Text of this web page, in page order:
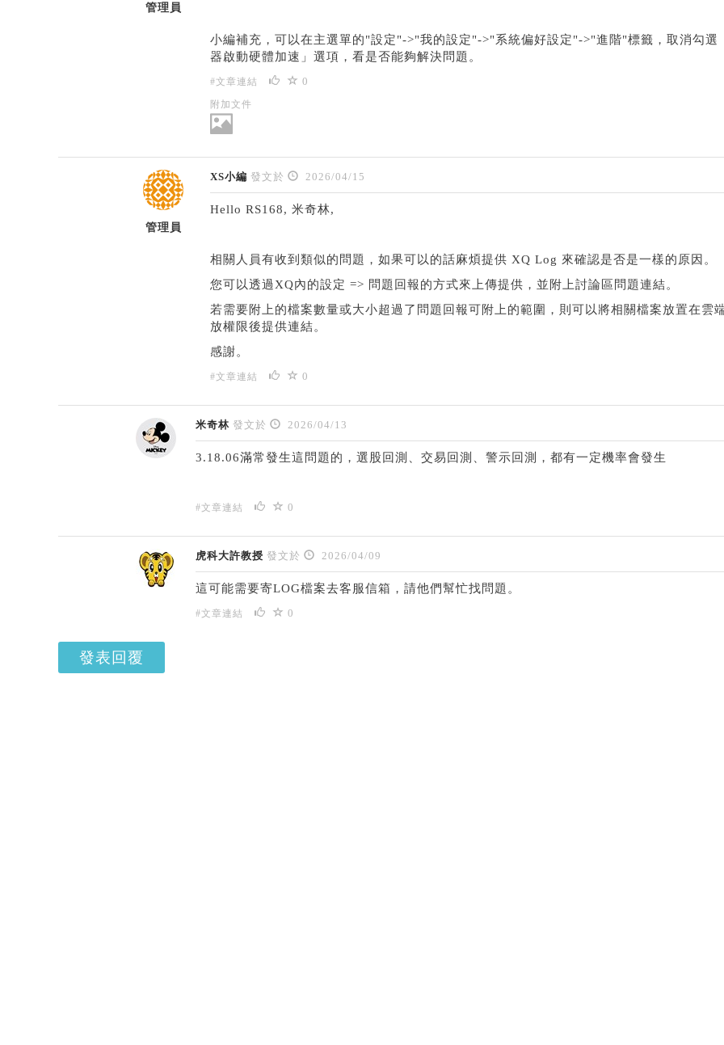
管理員
小編補充，可以在主選單的"設定"->"我的設定"->"系統偏好設定"->"進階"標籤，取消勾選
器啟動硬體加速」選項，看是否能夠解決問題。
#文章連結 0
附加文件
管理員
XS小編 發文於 2026/04/15
Hello RS168, 米奇林,
相關人員有收到類似的問題，如果可以的話麻煩提供 XQ Log 來確認是否是一樣的原因。
您可以透過XQ內的設定 => 問題回報的方式來上傳提供，並附上討論區問題連結。
若需要附上的檔案數量或大小超過了問題回報可附上的範圍，則可以將相關檔案放置在雲
放權限後提供連結。
感謝。
#文章連結 0
米奇林 發文於 2026/04/13
3.18.06滿常發生這問題的，選股回測、交易回測、警示回測，都有一定機率會發生
#文章連結 0
虎科大許教授 發文於 2026/04/09
這可能需要寄LOG檔案去客服信箱，請他們幫忙找問題。
#文章連結 0
發表回覆